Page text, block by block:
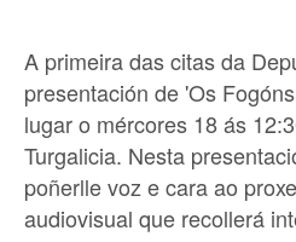
A primeira das citas da
presentación de 'Os
lugar o mércores 18 ás
Turgalicia. Nesta
poñerlle voz e cara ao
audiovisual que recollerá